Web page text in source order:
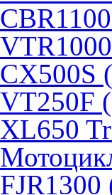
CX500S
VT250F
XL650
FJR1300